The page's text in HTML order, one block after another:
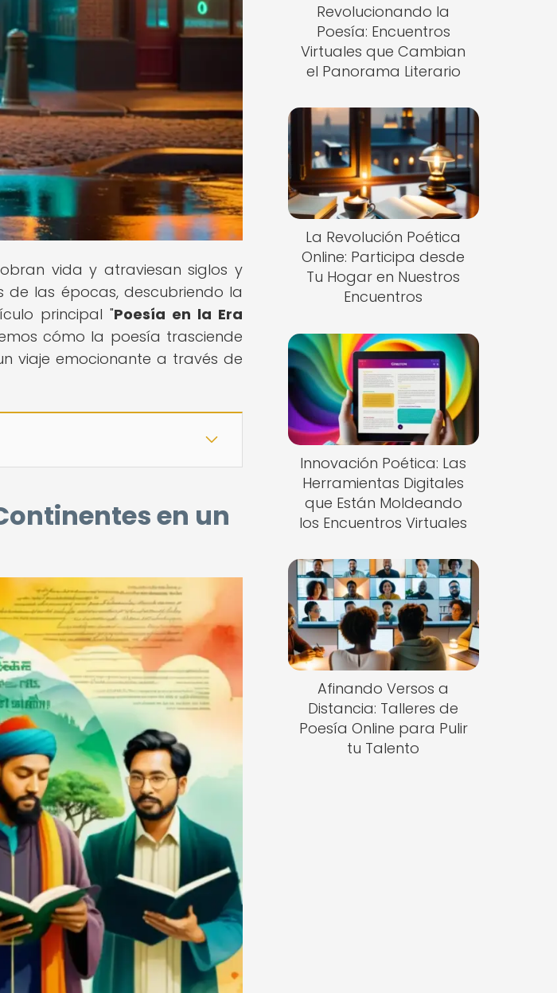
vida y atraviesan siglos y
de las épocas, descubriendo la
principal "Poesía en la Era
cómo la poesía trasciende
viaje emocionante a través de
en un
Revolucionando la
Poesía: Encuentros
Virtuales que Cambian
el Panorama Literario
La Revolución Poética
Online: Participa desde
Tu Hogar en Nuestros
Encuentros
Innovación Poética: Las
Herramientas Digitales
que Están Moldeando
los Encuentros Virtuales
Afinando Versos a
Distancia: Talleres de
Poesía Online para Pulir
tu Talento